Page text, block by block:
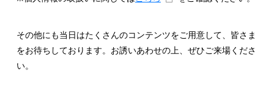
その他にも当日はたくさんのコンテンツをご用意して、皆さま
をお待ちしております。お誘いあわせの上、ぜひご来場くださ
い。